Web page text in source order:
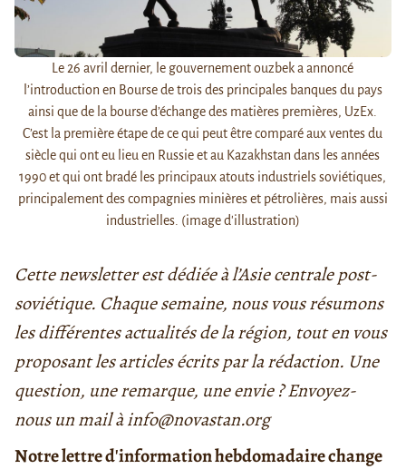
Le 26 avril dernier, le gouvernement ouzbek a annoncé
l’introduction en Bourse de trois des principales banques du pays
ainsi que de la bourse d’échange des matières premières, UzEx.
C’est la première étape de ce qui peut être comparé aux ventes du
siècle qui ont eu lieu en Russie et au Kazakhstan dans les années
1990 et qui ont bradé les principaux atouts industriels soviétiques,
principalement des compagnies minières et pétrolières, mais aussi
industrielles. (image d'illustration)
Cette newsletter est dédiée à l’Asie centrale post-
soviétique. Chaque semaine, nous vous résumons
les différentes actualités de la région, tout en vous
proposant les articles écrits par la rédaction. Une
question, une remarque, une envie ? Envoyez-
nous un mail à info@novastan.org
Notre lettre d'information hebdomadaire change